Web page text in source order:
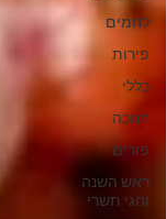
לחמים
פירות
כללי
חנוכה
פורים
ראש השנה
וחגי תשרי